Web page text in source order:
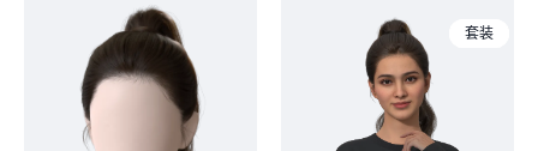
发型
人物
套装